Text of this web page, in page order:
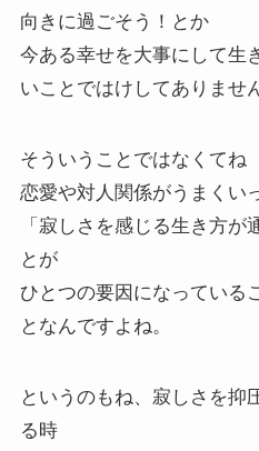
向きに過ごそう！とか
今ある幸せを大事にして生
いことではけしてありませ
そういうことではなくてね
恋愛や対人関係がうまくい
「寂しさを感じる生き方が
とが
ひとつの要因になっている
となんですよね。
というのもね、寂しさを抑
る時